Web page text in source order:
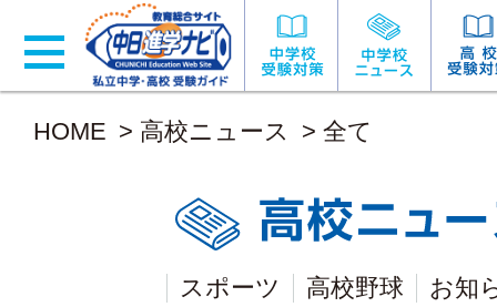
HOME > 高校ニュース > 全て
スポーツ 高校野球 お知